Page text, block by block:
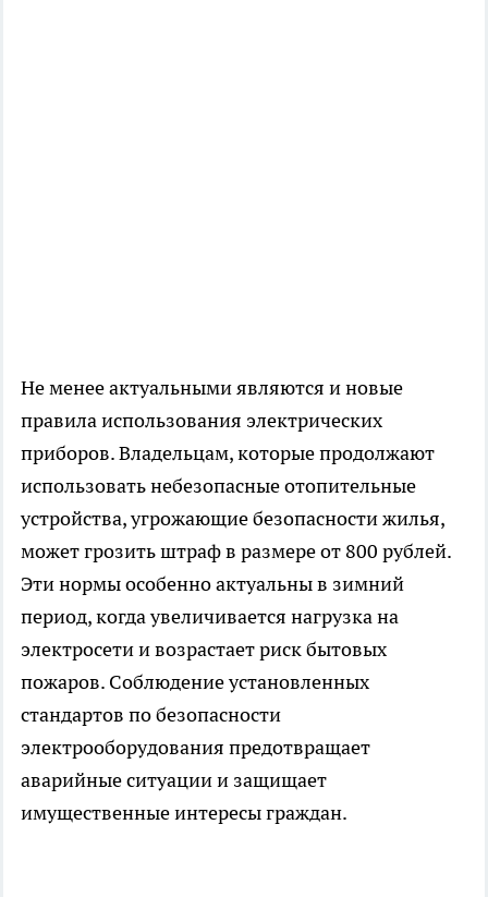
Не менее актуальными являются и новые
правила использования электрических
приборов. Владельцам, которые продолжают
использовать небезопасные отопительные
устройства, угрожающие безопасности жилья,
может грозить штраф в размере от 800 рублей.
Эти нормы особенно актуальны в зимний
период, когда увеличивается нагрузка на
электросети и возрастает риск бытовых
пожаров. Соблюдение установленных
стандартов по безопасности
электрооборудования предотвращает
аварийные ситуации и защищает
имущественные интересы граждан.